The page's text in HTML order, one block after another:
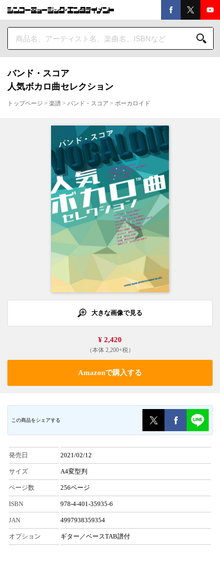
バンド・スコア
人気ボカロ曲セレクション
トップページ > 楽譜 > バンド・スコア > ボーカロイド
大きな画像で見る
¥ 2,420
（本体 2,200+税）
Amazonで購入する
この商品をシェアする
発売日 2021/02/12
サイズ A4変型判
ページ数 256ページ
ISBN 978-4-401-35935-6
JAN 4997938359354
オプション ギター／ベースTAB譜付